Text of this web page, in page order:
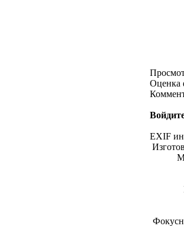
Оценка
EXIF